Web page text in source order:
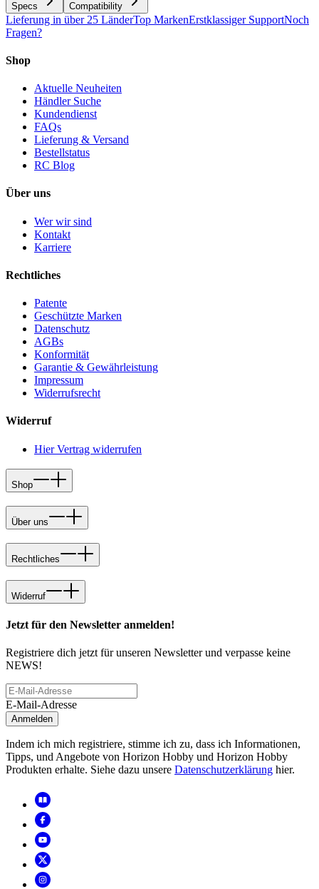
Specs Compatibility
Lieferung in über 25 LänderTop MarkenErstklassiger SupportNoch
Fragen?
Shop
Aktuelle Neuheiten
Händler Suche
Kundendienst
FAQs
Lieferung & Versand
Bestellstatus
RC Blog
Über uns
Wer wir sind
Kontakt
Karriere
Rechtliches
Patente
Geschützte Marken
Datenschutz
AGBs
Konformität
Garantie & Gewährleistung
Impressum
Widerrufsrecht
Widerruf
Hier Vertrag widerrufen
Shop
Über uns
Rechtliches
Widerruf
Jetzt für den Newsletter anmelden!
Registriere dich jetzt für unseren Newsletter und verpasse keine
NEWS!
E-Mail-Adresse
Anmelden
Indem ich mich registriere, stimme ich zu, dass ich Informationen,
Tipps, und Angebote von Horizon Hobby und Horizon Hobby
Produkten erhalte. Siehe dazu unsere Datenschutzerklärung hier.